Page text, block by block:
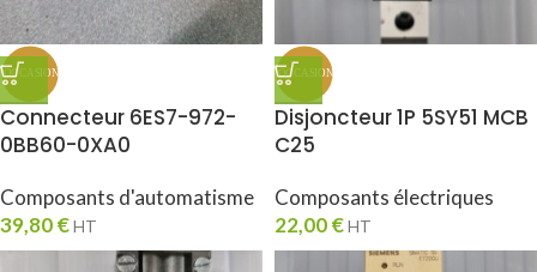
Connecteur 6ES7-972-
0BB60-0XA0
Composants d'automatisme
39,80€HT
Disjoncteur 1P 5SY51 MCB
C25
Composants électriques
22,00€HT